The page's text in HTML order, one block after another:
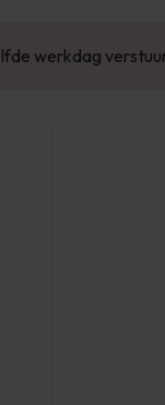
bekende merken